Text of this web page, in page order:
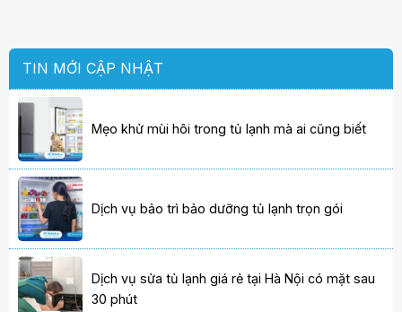
TIN MỚI CẬP NHẬT
Mẹo khử mùi hôi trong tủ lạnh mà ai cũng biết
Dịch vụ bảo trì bảo dưỡng tủ lạnh trọn gói
Dịch vụ sửa tủ lạnh giá rẻ tại Hà Nội có mặt sau
30 phút